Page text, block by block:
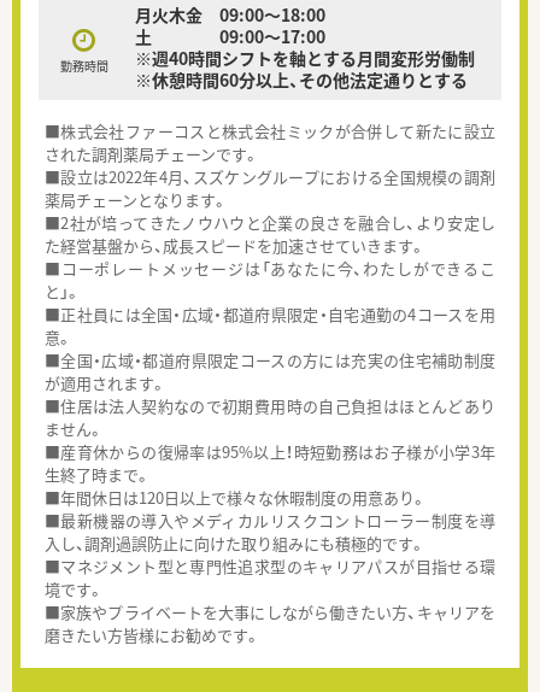
勤務時間
月火木金 09:00～18:00
土 09:00～17:00
※週40時間シフトを軸とする月間変形労働制
※休憩時間60分以上、その他法定通りとする
■株式会社ファーコスと株式会社ミックが合併して新たに設立
された調剤薬局チェーンです。
■設立は2022年4月、スズケングループにおける全国規模の調剤
薬局チェーンとなります。
■2社が培ってきたノウハウと企業の良さを融合し、より安定し
た経営基盤から、成長スピードを加速させていきます。
■コーポレートメッセージは「あなたに今、わたしができるこ
と」。
■正社員には全国・広域・都道府県限定・自宅通勤の4コースを用
意。
■全国・広域・都道府県限定コースの方には充実の住宅補助制度
が適用されます。
■住居は法人契約なので初期費用時の自己負担はほとんどあり
ません。
■産育休からの復帰率は95%以上！時短勤務はお子様が小学3年
生終了時まで。
■年間休日は120日以上で様々な休暇制度の用意あり。
■最新機器の導入やメディカルリスクコントローラー制度を導
入し、調剤過誤防止に向けた取り組みにも積極的です。
■マネジメント型と専門性追求型のキャリアパスが目指せる環
境です。
■家族やプライベートを大事にしながら働きたい方、キャリアを
磨きたい方皆様にお勧めです。